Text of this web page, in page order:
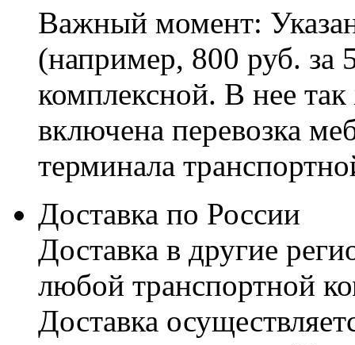
Важный момент:
(например, 800 руб. за
комплексной. В нее
включена перевозка
терминала
Доставка по России
Доставка в другие
любой транспортной
Доставка